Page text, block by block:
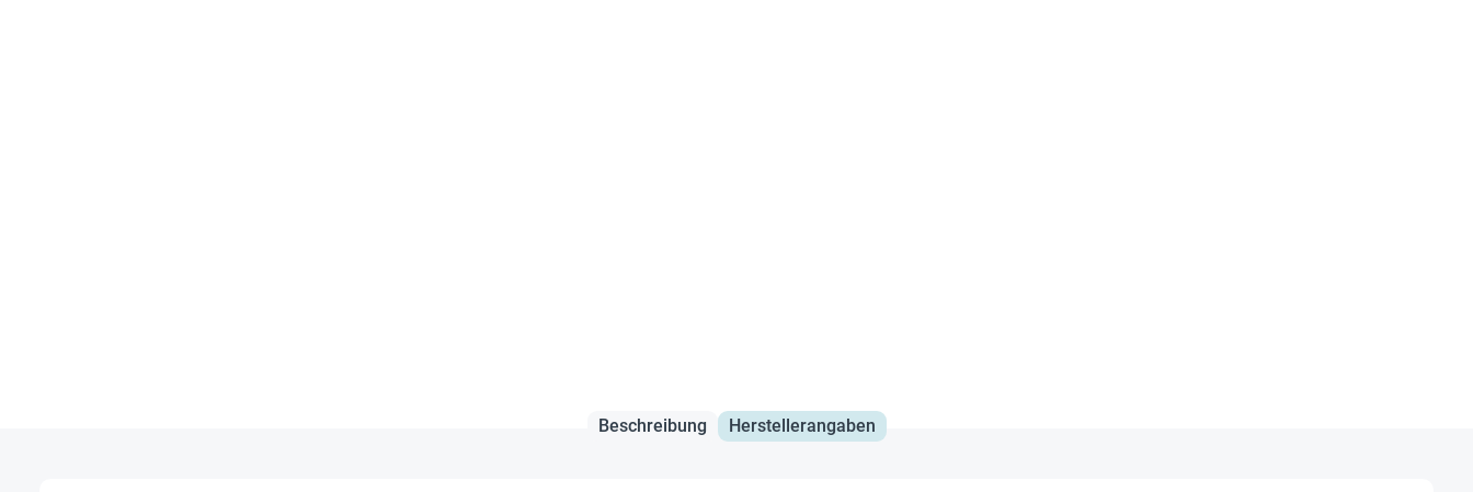
Beschreibung Herstellerangaben